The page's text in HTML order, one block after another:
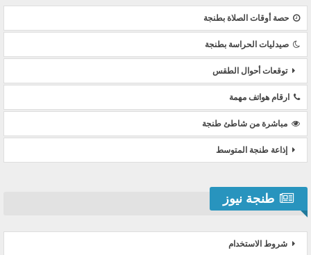
حصة أوقات الصلاة بطنجة
صيدليات الحراسة بطنجة
توقعات أحوال الطقس
ارقام هواتف مهمة
مباشرة من شاطئ طنجة
إذاعة طنجة المتوسط
طنجة نيوز
شروط الاستخدام